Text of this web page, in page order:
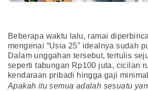
Beberapa waktu lalu, ramai
mengenai “Usia 25” idealnya sudah
Dalam unggahan tersebut, tertulis
seperti tabungan Rp100 juta, cicilan
kendaraan pribadi hingga gaji
Apakah itu semua adalah sesuatu